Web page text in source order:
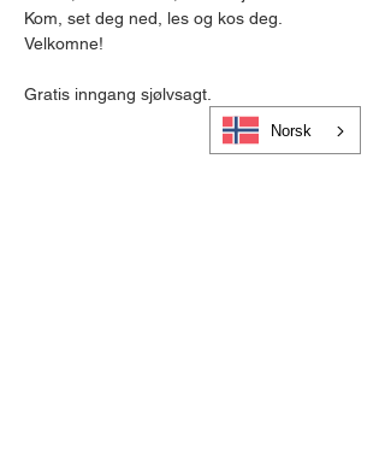
Kom, set deg ned, les og kos deg.
Velkomne!
Gratis inngang sjølvsagt.
Norsk